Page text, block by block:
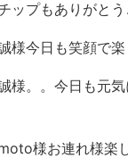
ップもありがと
様今日も笑顔で
様。。今日も元
様お連れ様楽